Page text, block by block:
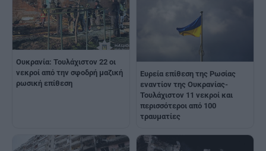
Ουκρανία: Τουλάχιστον 22 οι
νεκροί από την σφοδρή μαζική
ρωσική επίθεση
Ευρεία επίθεση της Ρωσίας
εναντίον της Ουκρανίας-
Τουλάχιστον 11 νεκροί και
περισσότεροι από 100
τραυματίες